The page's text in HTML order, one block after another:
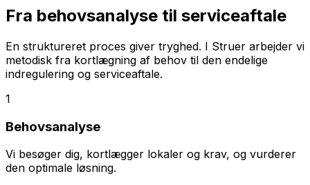
Fra behovsanalyse til serviceaftale
En struktureret proces giver tryghed. I Struer arbejder vi
metodisk fra kortlægning af behov til den endelige
indregulering og serviceaftale.
1
Behovsanalyse
Vi besøger dig, kortlægger lokaler og krav, og vurderer
den optimale løsning.